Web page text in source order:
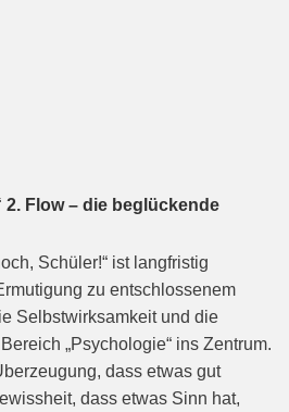
Flow – die beglückende
Schüler!“ ist langfristig
zu entschlossenem
Selbstwirksamkeit und die
„Psychologie“ ins Zentrum.
dass etwas gut
dass etwas Sinn hat,